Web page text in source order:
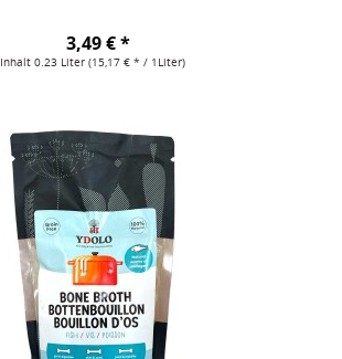
Inhalt0.23 Liter(15,17 € * / 1Liter)
3,49 € *